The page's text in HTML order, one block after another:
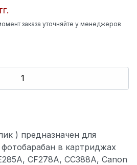
заказа уточняйте у менеджеров
) предназначен для
в картриджах
CF278A, CC388A, Canon